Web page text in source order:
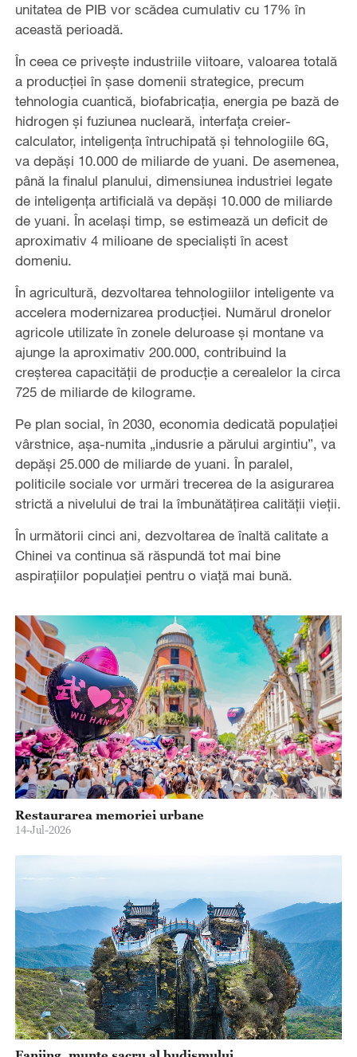
unitatea de PIB vor scădea cumulativ cu 17% în
această perioadă.
În ceea ce privește industriile viitoare, valoarea totală
a producției în șase domenii strategice, precum
tehnologia cuantică, biofabricația, energia pe bază de
hidrogen și fuziunea nucleară, interfața creier-
calculator, inteligența întruchipată și tehnologiile 6G,
va depăși 10.000 de miliarde de yuani. De asemenea,
până la finalul planului, dimensiunea industriei legate
de inteligența artificială va depăși 10.000 de miliarde
de yuani. În același timp, se estimează un deficit de
aproximativ 4 milioane de specialiști în acest
domeniu.
În agricultură, dezvoltarea tehnologiilor inteligente va
accelera modernizarea producției. Numărul dronelor
agricole utilizate în zonele deluroase și montane va
ajunge la aproximativ 200.000, contribuind la
creșterea capacității de producție a cerealelor la circa
725 de miliarde de kilograme.
Pe plan social, în 2030, economia dedicată populației
vârstnice, așa-numita „indusrie a părului argintiu”, va
depăși 25.000 de miliarde de yuani. În paralel,
politicile sociale vor urmări trecerea de la asigurarea
strictă a nivelului de trai la îmbunătățirea calității vieții.
În următorii cinci ani, dezvoltarea de înaltă calitate a
Chinei va continua să răspundă tot mai bine
aspirațiilor populației pentru o viață mai bună.
Restaurarea memoriei urbane
14-Jul-2026